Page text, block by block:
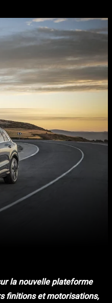
la nouvelle plateforme
finitions et motorisations,